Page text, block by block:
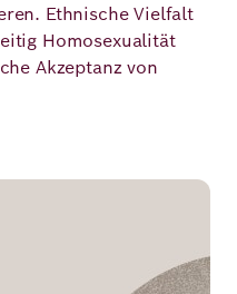
Ethnische Vielfalt
Homosexualität
Akzeptanz von